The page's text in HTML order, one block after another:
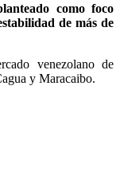
como foco
de más de
venezolano de
y Maracaibo.